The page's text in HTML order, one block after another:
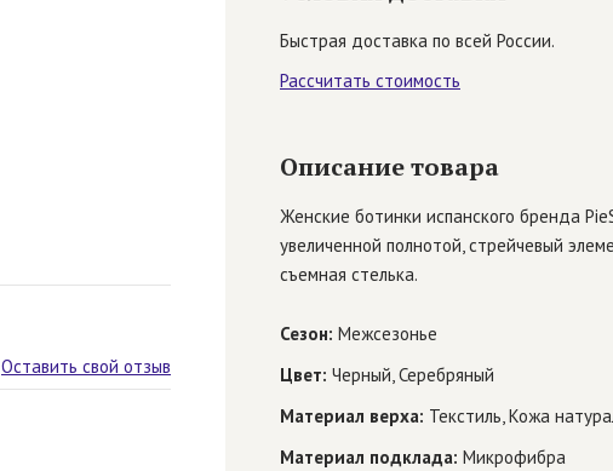
Оставить свой отзыв
Быстрая доставка по всей России.
Рассчитать стоимость
Описание товара
Женские ботинки испанского бренда
увеличенной полнотой, стрейчевый
съемная стелька.
Сезон: Межсезонье
Цвет: Черный, Серебряный
Материал верха: Текстиль, Кожа
Материал подклада: Микрофибра